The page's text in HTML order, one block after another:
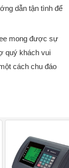
dẫn tận tình để
mong được sự
quý khách vui
cách chu đáo